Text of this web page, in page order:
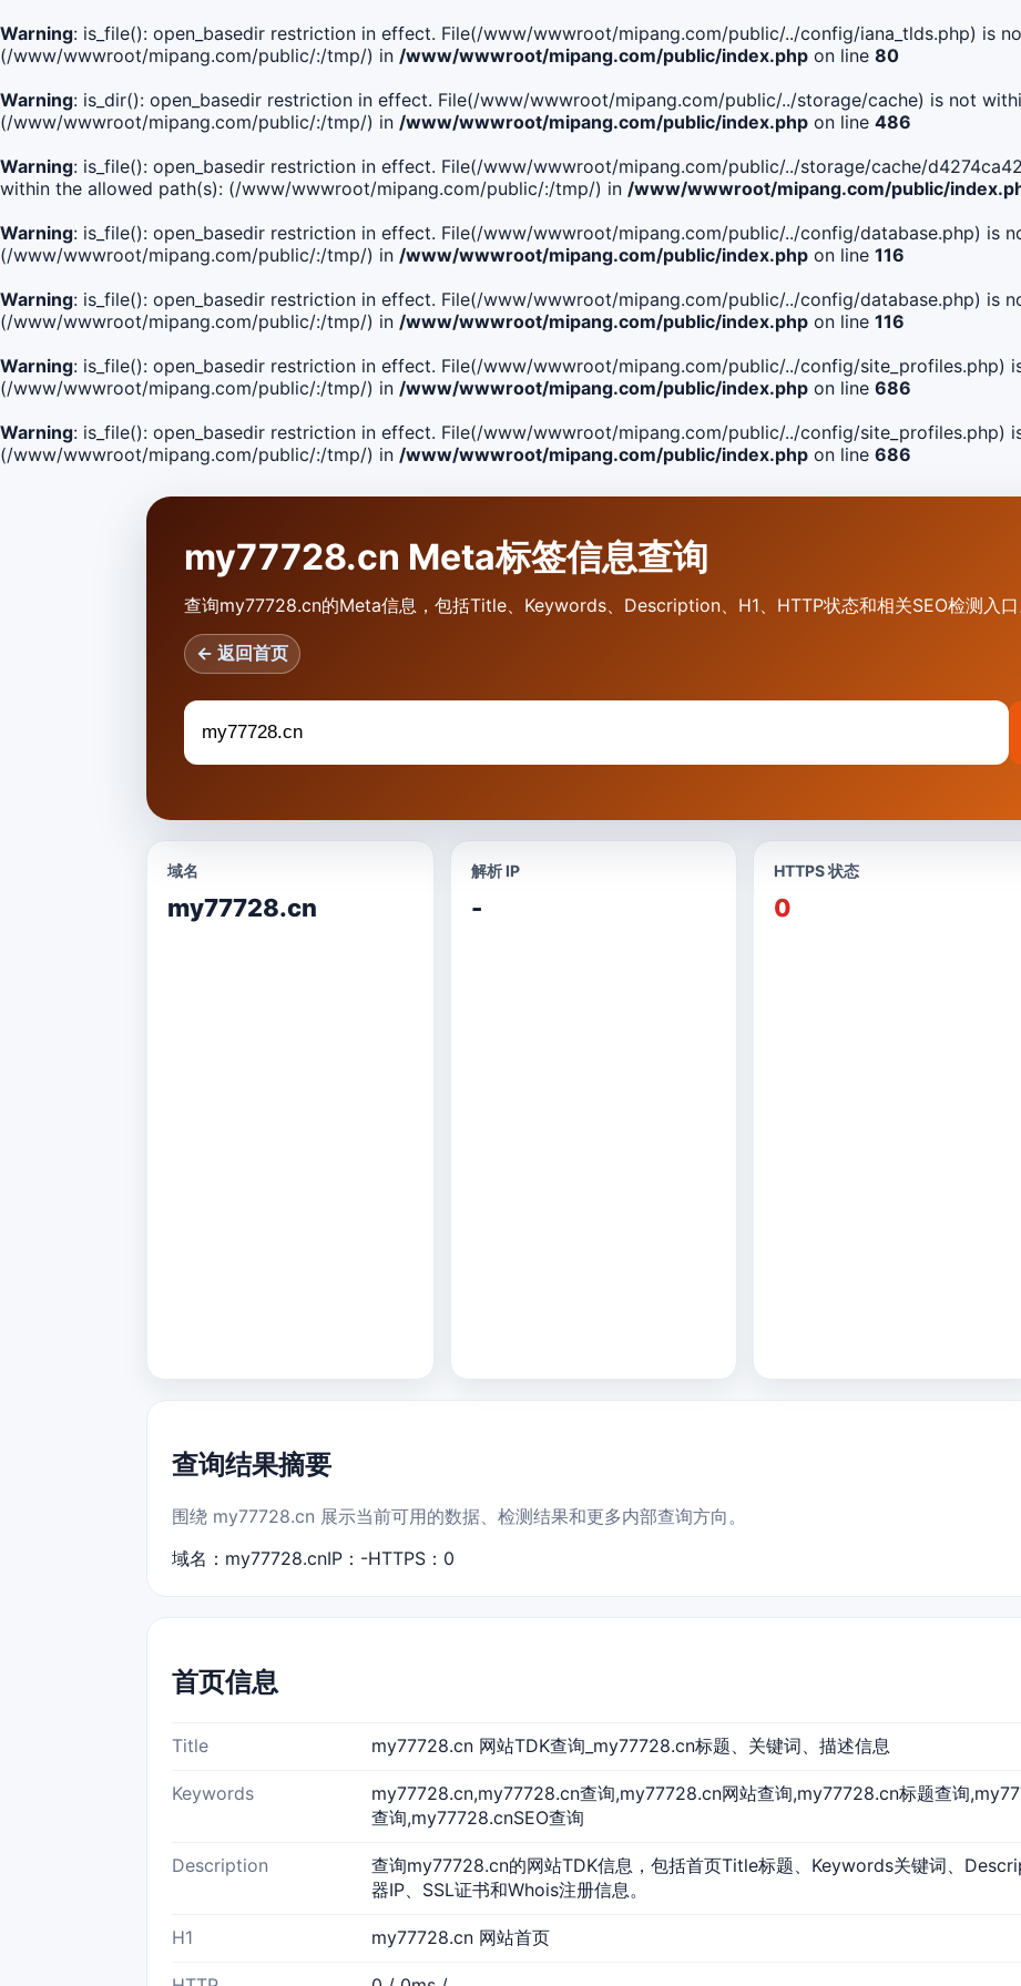
Warning: is_file(): open_basedir restriction in effect. File(/www/wwwroot/mipang.com/public/../config/iana_tlds.php) is
(/www/wwwroot/mipang.com/public/:/tmp/) in /www/wwwroot/mipang.com/public/index.php on line 80
Warning: is_dir(): open_basedir restriction in effect. File(/www/wwwroot/mipang.com/public/../storage/cache) is not
(/www/wwwroot/mipang.com/public/:/tmp/) in /www/wwwroot/mipang.com/public/index.php on line 486
Warning: is_file(): open_basedir restriction in effect. File(/www/wwwroot/mipang.com/public/../storage/cache/
within the allowed path(s): (/www/wwwroot/mipang.com/public/:/tmp/) in /www/wwwroot/mipang.com/public/
Warning: is_file(): open_basedir restriction in effect. File(/www/wwwroot/mipang.com/public/../config/database.php) is
(/www/wwwroot/mipang.com/public/:/tmp/) in /www/wwwroot/mipang.com/public/index.php on line 116
Warning: is_file(): open_basedir restriction in effect. File(/www/wwwroot/mipang.com/public/../config/database.php) is
(/www/wwwroot/mipang.com/public/:/tmp/) in /www/wwwroot/mipang.com/public/index.php on line 116
Warning: is_file(): open_basedir restriction in effect. File(/www/wwwroot/mipang.com/public/../config/site_profiles.php)
(/www/wwwroot/mipang.com/public/:/tmp/) in /www/wwwroot/mipang.com/public/index.php on line 686
Warning: is_file(): open_basedir restriction in effect. File(/www/wwwroot/mipang.com/public/../config/site_profiles.php)
(/www/wwwroot/mipang.com/public/:/tmp/) in /www/wwwroot/mipang.com/public/index.php on line 686
my77728.cn Meta标签信息查询
查询my77728.cn的Meta信息，包括Title、Keywords、Description、H1、HTTP状态和相关SEO检测入口
← 返回首页
域名
my77728.cn
解析 IP
-
HTTPS 状态
0
查询结果摘要
围绕 my77728.cn 展示当前可用的数据、检测结果和更多内部查询方向。
域名：my77728.cnIP：-HTTPS：0
首页信息
Title my77728.cn 网站TDK查询_my77728.cn标题、关键词、描述信息
Keywords
my77728.cn,my77728.cn查询,my77728.cn网站查询,my77728.cn标题查询
查询,my77728.cnSEO查询
Description
查询my77728.cn的网站TDK信息，包括首页Title标题、Keywords关键词、
器IP、SSL证书和Whois注册信息。
H1 my77728.cn 网站首页